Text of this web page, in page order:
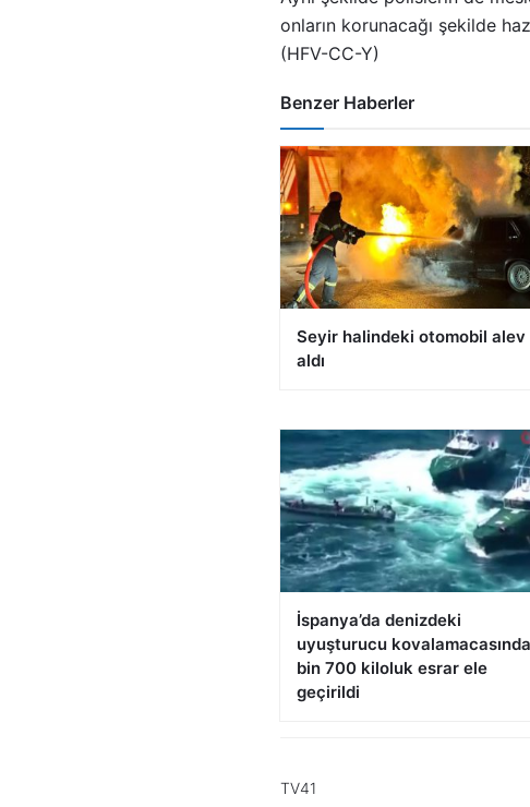
onların korunacağı şekilde
(HFV-CC-Y)
Benzer Haberler
Seyir halindeki otomobil alev
aldı
İspanya’da denizdeki
uyuşturucu kovalamacasında
bin 700 kiloluk esrar ele
geçirildi
TV41